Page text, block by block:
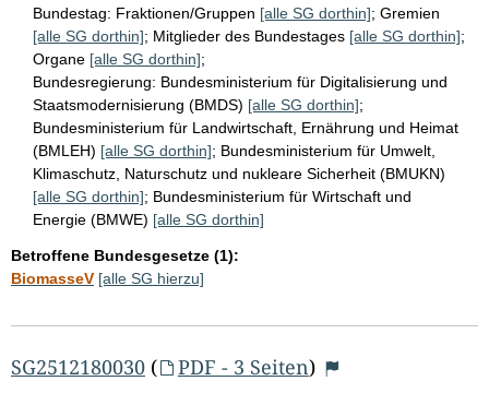
Bundestag: Fraktionen/Gruppen [alle SG dorthin]; Gremien
[alle SG dorthin]; Mitglieder des Bundestages [alle SG dorthin];
Organe [alle SG dorthin];
Bundesregierung: Bundesministerium für Digitalisierung und
Staatsmodernisierung (BMDS) [alle SG dorthin];
Bundesministerium für Landwirtschaft, Ernährung und Heimat
(BMLEH) [alle SG dorthin]; Bundesministerium für Umwelt,
Klimaschutz, Naturschutz und nukleare Sicherheit (BMUKN)
[alle SG dorthin]; Bundesministerium für Wirtschaft und
Energie (BMWE) [alle SG dorthin]
Betroffene Bundesgesetze (1):
BiomasseV [alle SG hierzu]
SG2512180030 ( PDF - 3 Seiten)